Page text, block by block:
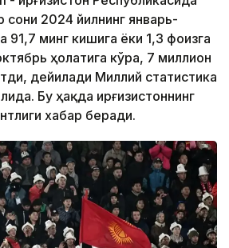
2024 йилнинг январь-
91,7 минг кишига ёки 1,3 фоизга
ҳолатига кўра, 7 миллион
дейилади Миллий статистика
Бу ҳақда Қирғизистоннинг
хабар беради.